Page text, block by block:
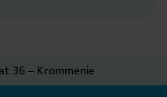
36 – Krommenie